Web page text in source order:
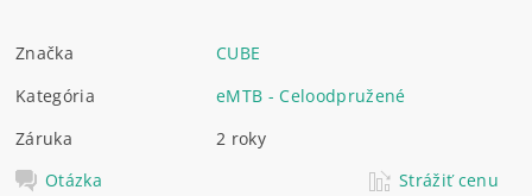
Značka
CUBE
Kategória
eMTB - Celoodpružené
Záruka
2 roky
Otázka
Strážiť cenu